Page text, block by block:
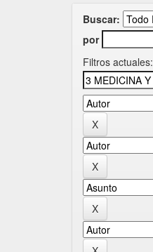
Buscar:
por
Filtros actuales: